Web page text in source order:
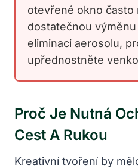
otevřené okno často
dostatečnou
eliminaci aerosolu,
upřednostněte
Proč Je Nutná
Cest A Rukou
Kreativní tvoření by